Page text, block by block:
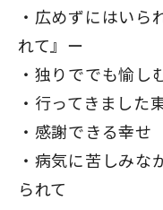
広めずにはいら
れて』ー
独りででも愉し
行ってきまし
感謝できる幸せ
病気に苦しみな
られて